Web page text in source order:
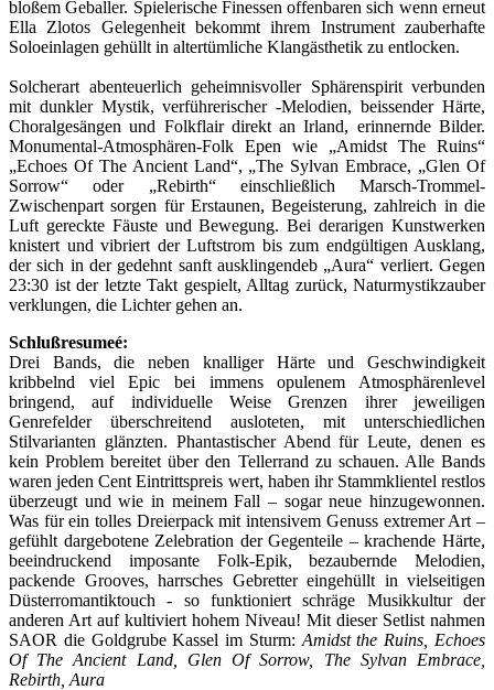
bloßem Geballer. Spielerische Finessen offenbaren sich wenn erneut
Ella Zlotos Gelegenheit bekommt ihrem Instrument zauberhafte
Soloeinlagen gehüllt in altertümliche Klangästhetik zu entlocken.
Solcherart abenteuerlich geheimnisvoller Sphärenspirit verbunden
mit dunkler Mystik, verführerischer -Melodien, beissender Härte,
Choralgesängen und Folkflair direkt an Irland, erinnernde Bilder.
Monumental-Atmosphären-Folk Epen wie „Amidst The Ruins“
„Echoes Of The Ancient Land“, „The Sylvan Embrace, „Glen Of
Sorrow“ oder „Rebirth“ einschließlich Marsch-Trommel-
Zwischenpart sorgen für Erstaunen, Begeisterung, zahlreich in die
Luft gereckte Fäuste und Bewegung. Bei derarigen Kunstwerken
knistert und vibriert der Luftstrom bis zum endgültigen Ausklang,
der sich in der gedehnt sanft ausklingendeb „Aura“ verliert. Gegen
23:30 ist der letzte Takt gespielt, Alltag zurück, Naturmystikzauber
verklungen, die Lichter gehen an.
Schlußresumeé:
Drei Bands, die neben knalliger Härte und Geschwindigkeit
kribbelnd viel Epic bei immens opulenem Atmosphärenlevel
bringend, auf individuelle Weise Grenzen ihrer jeweiligen
Genrefelder überschreitend ausloteten, mit unterschiedlichen
Stilvarianten glänzten. Phantastischer Abend für Leute, denen es
kein Problem bereitet über den Tellerrand zu schauen. Alle Bands
waren jeden Cent Eintrittspreis wert, haben ihr Stammklientel restlos
überzeugt und wie in meinem Fall – sogar neue hinzugewonnen.
Was für ein tolles Dreierpack mit intensivem Genuss extremer Art –
gefühlt dargebotene Zelebration der Gegenteile – krachende Härte,
beeindruckend imposante Folk-Epik, bezaubernde Melodien,
packende Grooves, harrsches Gebretter eingehüllt in vielseitigen
Düsterromantiktouch - so funktioniert schräge Musikkultur der
anderen Art auf kultiviert hohem Niveau! Mit dieser Setlist nahmen
SAOR die Goldgrube Kassel im Sturm: Amidst the Ruins, Echoes
Of The Ancient Land, Glen Of Sorrow, The Sylvan Embrace,
Rebirth, Aura